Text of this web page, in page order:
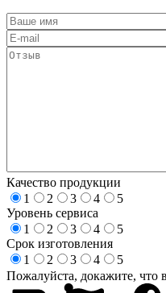
Качество продукции
1
2 3 4
5
Уровень сервиса
1
2 3 4
5
Срок изготовления
1
2 3 4
5
Пожалуйста, докажите, что